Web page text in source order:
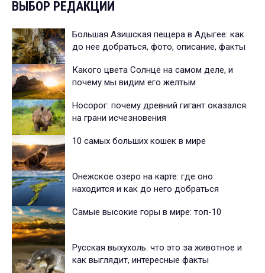
ВЫБОР РЕДАКЦИИ
Большая Азишская пещера в Адыгее: как
до нее добраться, фото, описание, факты
Какого цвета Солнце на самом деле, и
почему мы видим его желтым
Носорог: почему древний гигант оказался
на грани исчезновения
10 самых больших кошек в мире
Онежское озеро на карте: где оно
находится и как до него добраться
Самые высокие горы в мире: топ-10
Русская выхухоль: что это за животное и
как выглядит, интересные факты